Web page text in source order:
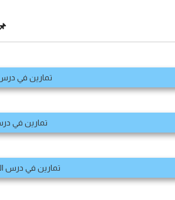
تمارين في درس
تمارين في درس
تمارين في درس